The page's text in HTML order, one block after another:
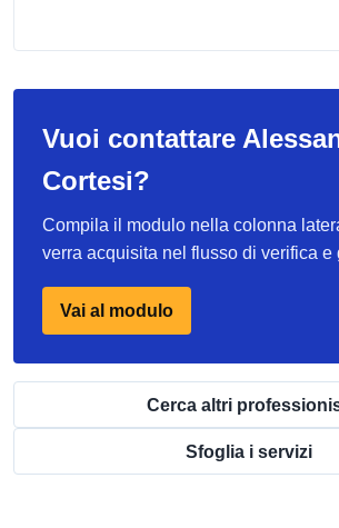
Vuoi contattare
Cortesi?
Compila il modulo nella colonna
verra acquisita nel flusso di verifica e
Vai al modulo
Cerca altri
Sfoglia i servizi